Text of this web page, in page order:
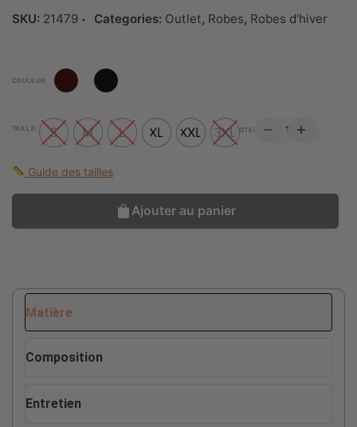
SKU: 21479 Categories: Outlet, Robes, Robes d'hiver
QTE:
COULEUR:
TAILLE: S M L XL XXL 3XL
Guide des tailles
Ajouter au panier
Matière
Composition
Entretien